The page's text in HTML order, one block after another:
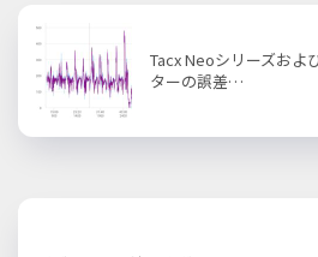
Tacx Neoシリーズおよ
ターの誤差…